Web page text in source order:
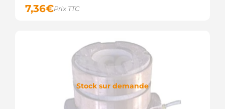
7,36€Prix TTC
Stock sur demande